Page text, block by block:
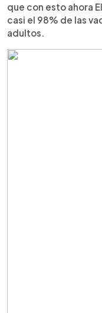
que con esto ahora
casi el 98% de las
adultos.